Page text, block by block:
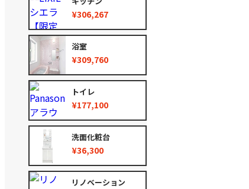
¥306,267
浴室
¥309,760
トイレ
¥177,100
洗面化粧台
¥36,300
リノベーション